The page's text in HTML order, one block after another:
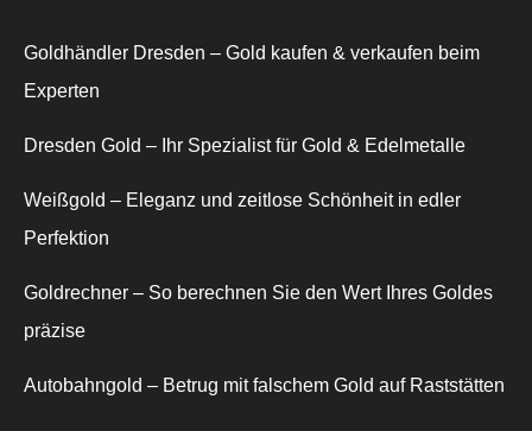
Goldhändler Dresden – Gold kaufen & verkaufen beim
Experten
Dresden Gold – Ihr Spezialist für Gold & Edelmetalle
Weißgold – Eleganz und zeitlose Schönheit in edler
Perfektion
Goldrechner – So berechnen Sie den Wert Ihres Goldes
präzise
Autobahngold – Betrug mit falschem Gold auf Raststätten